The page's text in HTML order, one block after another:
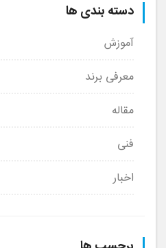
دسته بندی ها
آموزش
معرفی برند
مقاله
فنی
اخبار